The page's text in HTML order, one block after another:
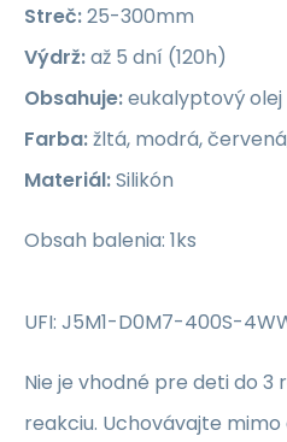
Streč:25-300mm
Výdrž:až 5 dní (120h)
Obsahuje:eukalyptový olej
Farba:žltá, modrá,
Materiál:Silikón
Obsah balenia: 1ks
UFI: J5M1-D0M7-400S-
Nie je vhodné pre deti do 3
reakciu. Uchovávajte mimo